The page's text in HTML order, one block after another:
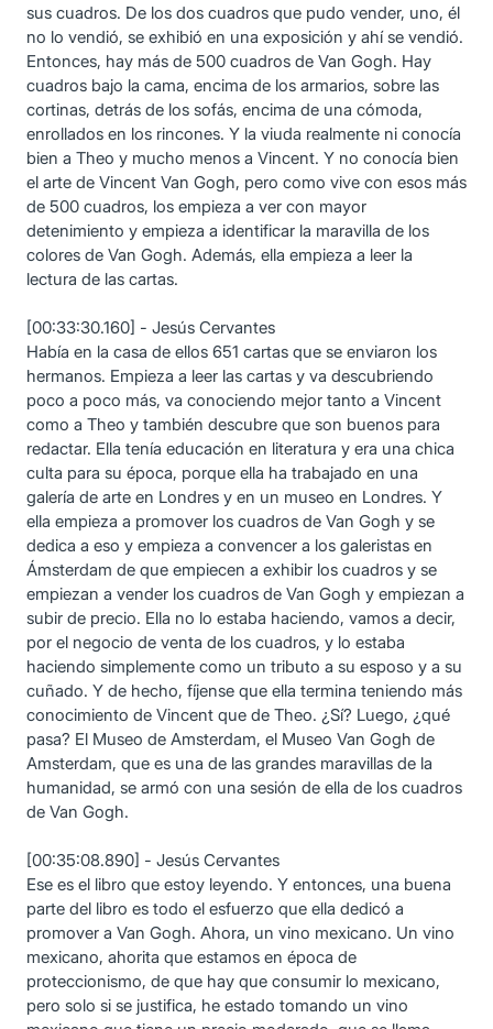
sus cuadros. De los dos cuadros que pudo vender, uno, él
no lo vendió, se exhibió en una exposición y ahí se vendió.
Entonces, hay más de 500 cuadros de Van Gogh. Hay
cuadros bajo la cama, encima de los armarios, sobre las
cortinas, detrás de los sofás, encima de una cómoda,
enrollados en los rincones. Y la viuda realmente ni conocía
bien a Theo y mucho menos a Vincent. Y no conocía bien
el arte de Vincent Van Gogh, pero como vive con esos más
de 500 cuadros, los empieza a ver con mayor
detenimiento y empieza a identificar la maravilla de los
colores de Van Gogh. Además, ella empieza a leer la
lectura de las cartas.
[00:33:30.160] - Jesús Cervantes
Había en la casa de ellos 651 cartas que se enviaron los
hermanos. Empieza a leer las cartas y va descubriendo
poco a poco más, va conociendo mejor tanto a Vincent
como a Theo y también descubre que son buenos para
redactar. Ella tenía educación en literatura y era una chica
culta para su época, porque ella ha trabajado en una
galería de arte en Londres y en un museo en Londres. Y
ella empieza a promover los cuadros de Van Gogh y se
dedica a eso y empieza a convencer a los galeristas en
Ámsterdam de que empiecen a exhibir los cuadros y se
empiezan a vender los cuadros de Van Gogh y empiezan a
subir de precio. Ella no lo estaba haciendo, vamos a decir,
por el negocio de venta de los cuadros, y lo estaba
haciendo simplemente como un tributo a su esposo y a su
cuñado. Y de hecho, fíjense que ella termina teniendo más
conocimiento de Vincent que de Theo. ¿Sí? Luego, ¿qué
pasa? El Museo de Amsterdam, el Museo Van Gogh de
Amsterdam, que es una de las grandes maravillas de la
humanidad, se armó con una sesión de ella de los cuadros
de Van Gogh.
[00:35:08.890] - Jesús Cervantes
Ese es el libro que estoy leyendo. Y entonces, una buena
parte del libro es todo el esfuerzo que ella dedicó a
promover a Van Gogh. Ahora, un vino mexicano. Un vino
mexicano, ahorita que estamos en época de
proteccionismo, de que hay que consumir lo mexicano,
pero solo si se justifica, he estado tomando un vino